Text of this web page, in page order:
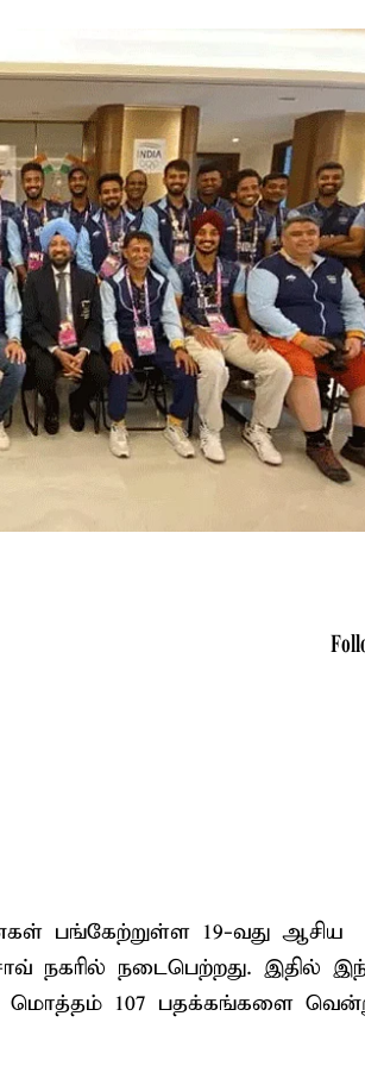
பங்கேற்றுள்ள 19-வது ஆசிய
நகரில் நடைபெற்றது. இதில்
107 பதக்கங்களை